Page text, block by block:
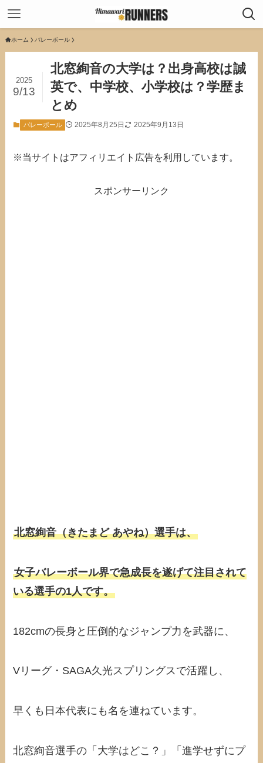
ホーム バレーボール
北窓絢音の大学は？出身高校は誠
英で、中学校、小学校は？学歴ま
とめ
2025
9/13
バレーボール 2025年8月25日 2025年9月13日
※当サイトはアフィリエイト広告を利用しています。
スポンサーリンク
北窓絢音（きたまど あやね）選手は、
女子バレーボール界で急成長を遂げて注目されて
いる選手の1人です。
182cmの長身と圧倒的なジャンプ力を武器に、
Vリーグ・SAGA久光スプリングスで活躍し、
早くも日本代表にも名を連ねています。
北窓絢音選手の「大学はどこ？」「進学せずにプ